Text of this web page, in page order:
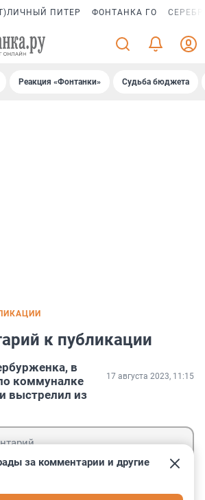
ПИТЕР ФОНТАНКА ГО
Реакция «Фонтанки» Судьба бюджета
к публикации
в
коммуналке
выстрелил из
17 августа 2023, 11:15
за комментарии и другие